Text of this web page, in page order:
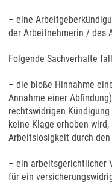
– eine
der Arbeitnehmerin / des
Folgende Sachverhalte
– die bloße Hinnahme
Annahme einer
rechtswidrigen
keine Klage erhoben
Arbeitslosigkeit durch
– ein arbeitsgerichtlicher
für ein